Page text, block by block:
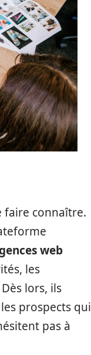
faire connaître.
web
les
lors, ils
prospects qui
pas à